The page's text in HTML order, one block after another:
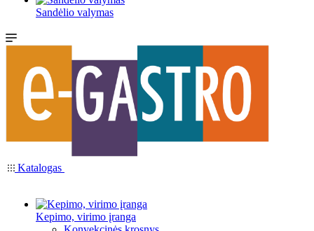
Sandėlio valymas
Katalogas
Kepimo, virimo įranga